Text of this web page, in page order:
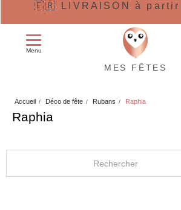
🇫🇷 LIVRAISON à partir
Menu
MES FÊTES
Accueil Déco de fête Rubans Raphia
Raphia